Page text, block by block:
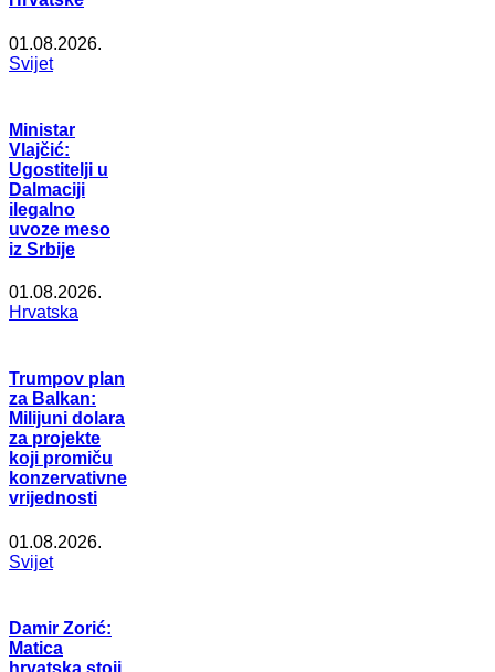
01.08.2026.
Svijet
Ministar
Vlajčić:
Ugostitelji u
Dalmaciji
ilegalno
uvoze meso
iz Srbije
01.08.2026.
Hrvatska
Trumpov plan
za Balkan:
Milijuni dolara
za projekte
koji promiču
konzervativne
vrijednosti
01.08.2026.
Svijet
Damir Zorić:
Matica
hrvatska stoji